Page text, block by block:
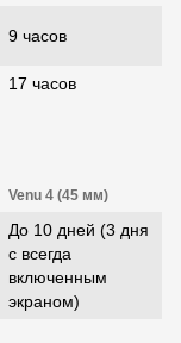
9 часов
17 часов
Venu 4 (45 мм)
До 10 дней (3 дня
с всегда
включенным
экраном)